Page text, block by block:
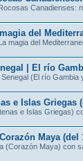
Canadienses:
del
magia del
| El río
(El río
e Islas Griegas
e Islas Griegas)
Maya (del
(Corazón Maya) con